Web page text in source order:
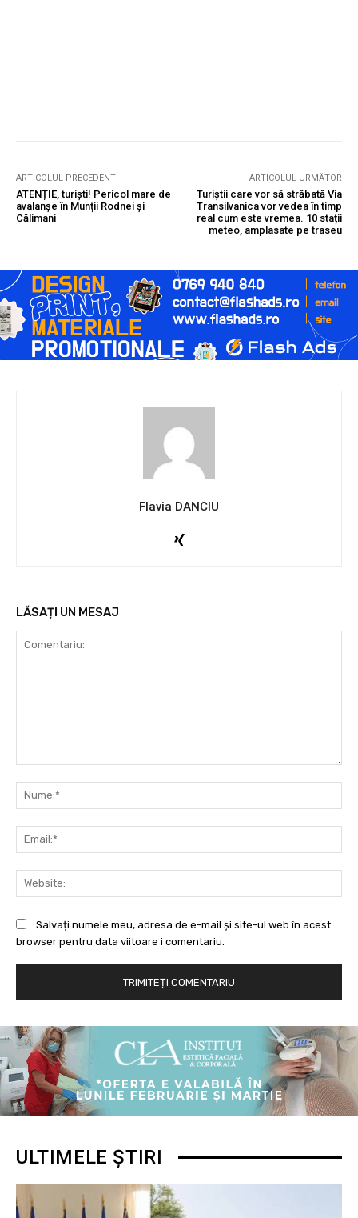
ARTICOLUL PRECEDENT
ATENȚIE, turiști! Pericol mare de
avalanșe în Munții Rodnei și
Călimani
ARTICOLUL URMĂTOR
Turiștii care vor să străbată Via
Transilvanica vor vedea în timp
real cum este vremea. 10 stații
meteo, amplasate pe traseu
Flavia DANCIU
LĂSAȚI UN MESAJ
Salvați numele meu, adresa de e-mail și site-ul web în acest
browser pentru data viitoare i comentariu.
ULTIMELE ȘTIRI